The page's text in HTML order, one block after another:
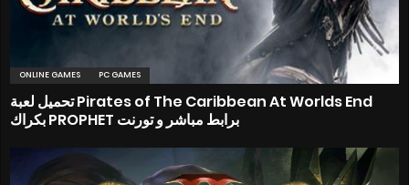
ONLINE GAMES PC GAMES
تحميل لعبة Pirates of The Caribbean At Worlds End
بكراك PROPHET برابط مباشر و تورنت